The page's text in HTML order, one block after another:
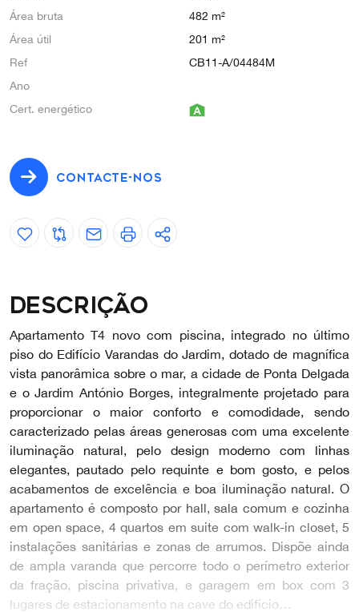
Área bruta
482 m²
Área útil
201 m²
Ref
CB11-A/04484M
Ano
Cert. energético
CONTACTE-NOS
Descrição
Apartamento T4 novo com piscina, integrado no último
piso do Edifício Varandas do Jardim, dotado de magnífica
vista panorâmica sobre o mar, a cidade de Ponta Delgada
e o Jardim António Borges, integralmente projetado para
proporcionar o maior conforto e comodidade, sendo
caracterizado pelas áreas generosas com uma excelente
iluminação natural, pelo design moderno com linhas
elegantes, pautado pelo requinte e bom gosto, e pelos
acabamentos de excelência e boa iluminação natural. O
apartamento é composto por hall, sala comum e cozinha
em open space, 4 quartos em suite com walk-in closet, 5
instalações sanitárias e zonas de arrumos. Dispõe ainda
de ampla varanda que percorre todo o perímetro exterior
da fração, piscina privativa, e garagem em box com 3
lugares de estacionamento na cave do edifício…